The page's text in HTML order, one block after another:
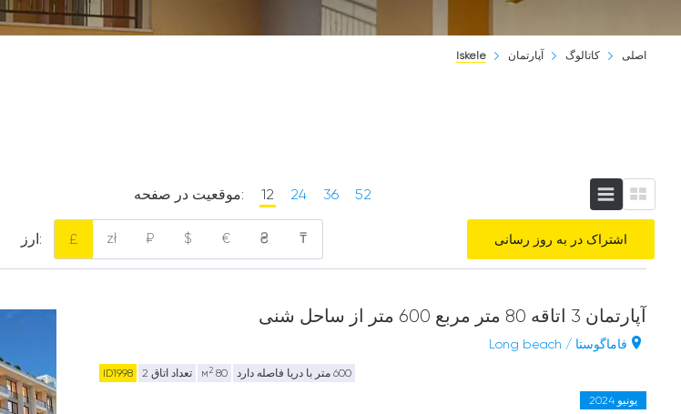
اصلی کاتالوگ آپارتمان Iskele
موقعیت در صفحه: 12 24 36 52
ارز: £ zł ₽ $ € ₴ ₸ اشتراک در به روز رسانی
آپارتمان 3 اتاقه 80 متر مربع 600 متر از ساحل شنی
فاماگوستا / Long beach
ID1998 تعداد اتاق 2 80 м
2 600 متر با دریا فاصله دارد
يونيو 2024